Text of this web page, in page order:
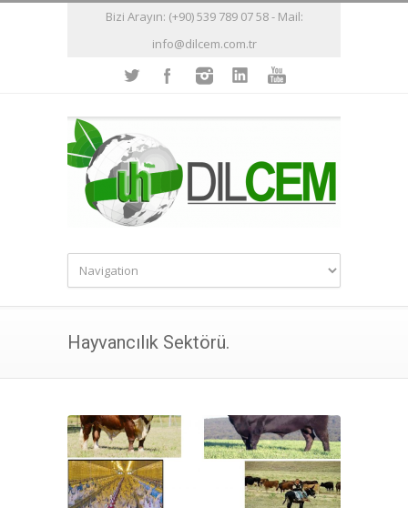
Bizi Arayın: (+90) 539 789 07 58 - Mail:
info@dilcem.com.tr
Hayvancılık Sektörü.